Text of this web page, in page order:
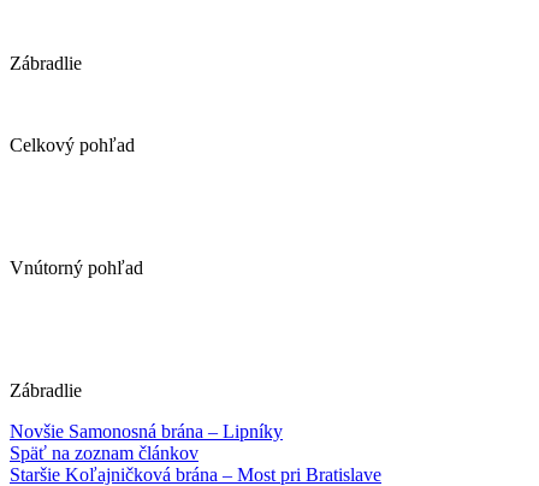
Zábradlie
Celkový pohľad
Vnútorný pohľad
Zábradlie
Novšie Samonosná brána – Lipníky
Späť na zoznam článkov
Staršie Koľajničková brána – Most pri Bratislave